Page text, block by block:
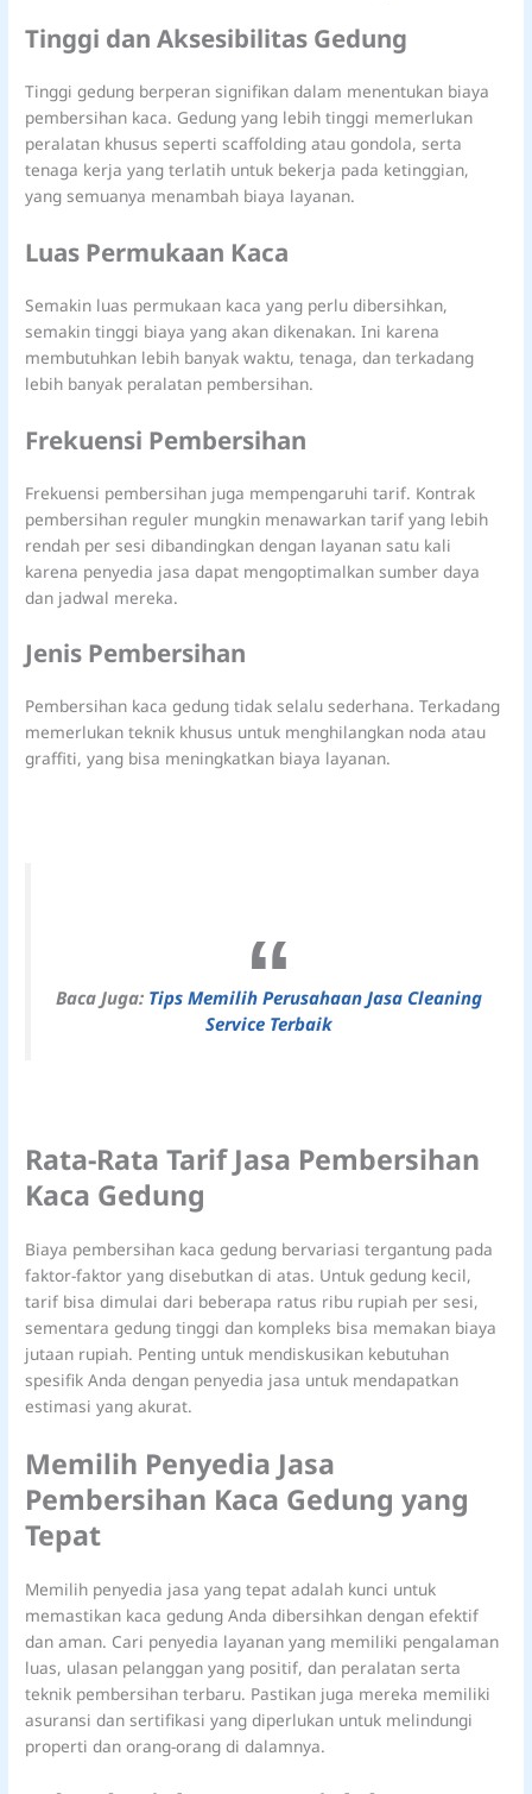
Tinggi dan Aksesibilitas Gedung
Tinggi gedung berperan signifikan dalam menentukan biaya
pembersihan kaca. Gedung yang lebih tinggi memerlukan
peralatan khusus seperti scaffolding atau gondola, serta
tenaga kerja yang terlatih untuk bekerja pada ketinggian,
yang semuanya menambah biaya layanan.
Luas Permukaan Kaca
Semakin luas permukaan kaca yang perlu dibersihkan,
semakin tinggi biaya yang akan dikenakan. Ini karena
membutuhkan lebih banyak waktu, tenaga, dan terkadang
lebih banyak peralatan pembersihan.
Frekuensi Pembersihan
Frekuensi pembersihan juga mempengaruhi tarif. Kontrak
pembersihan reguler mungkin menawarkan tarif yang lebih
rendah per sesi dibandingkan dengan layanan satu kali
karena penyedia jasa dapat mengoptimalkan sumber daya
dan jadwal mereka.
Jenis Pembersihan
Pembersihan kaca gedung tidak selalu sederhana. Terkadang
memerlukan teknik khusus untuk menghilangkan noda atau
graffiti, yang bisa meningkatkan biaya layanan.
Baca Juga: Tips Memilih Perusahaan Jasa Cleaning
Service Terbaik
Rata-Rata Tarif Jasa Pembersihan
Kaca Gedung
Biaya pembersihan kaca gedung bervariasi tergantung pada
faktor-faktor yang disebutkan di atas. Untuk gedung kecil,
tarif bisa dimulai dari beberapa ratus ribu rupiah per sesi,
sementara gedung tinggi dan kompleks bisa memakan biaya
jutaan rupiah. Penting untuk mendiskusikan kebutuhan
spesifik Anda dengan penyedia jasa untuk mendapatkan
estimasi yang akurat.
Memilih Penyedia Jasa
Pembersihan Kaca Gedung yang
Tepat
Memilih penyedia jasa yang tepat adalah kunci untuk
memastikan kaca gedung Anda dibersihkan dengan efektif
dan aman. Cari penyedia layanan yang memiliki pengalaman
luas, ulasan pelanggan yang positif, dan peralatan serta
teknik pembersihan terbaru. Pastikan juga mereka memiliki
asuransi dan sertifikasi yang diperlukan untuk melindungi
properti dan orang-orang di dalamnya.